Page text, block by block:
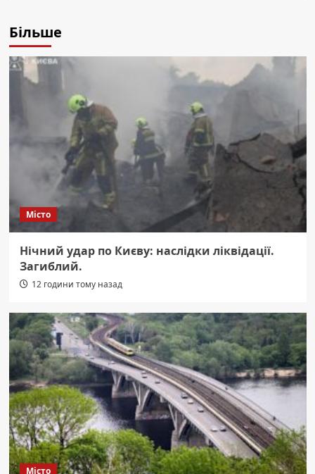
Більше
Місто
Нічний удар по Києву: наслідки ліквідації.
Загиблий.
12 години тому назад
Місто